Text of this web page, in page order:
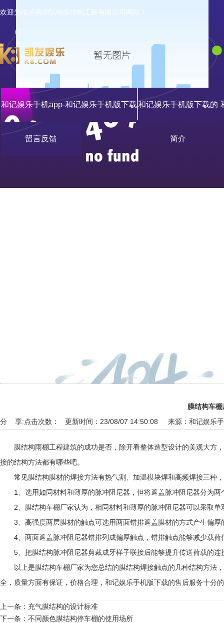
欢迎光临济南润弘钢膜结构工程有限公司网站！
和记娱乐手机app-和记娱乐手机版下载和记娱乐手机版下载的
简介
留言反馈
膜结构车
点击次数： 更新时间：23/08/07 14:50:08 来源： 和记娱乐
分 享:
膜结构雨棚工程建筑的成功是否，除开看整体造型设计的美观大方
接的结构方法都有哪些吧。
常见膜结构膜材的焊接方法有热气割、加温模块焊和高频焊接三种
1、选用如同材料和薄厚的脉冲阻尼器，但将遮盖脉冲阻尼器分为两
2、膜结构车棚厂家认为，相同材料和薄厚的脉冲阻尼器可以采取单
3、高强度两层膜材的触点可选用两面错排遮盖膜材的方式产生偏厚
4、两面遮盖脉冲阻尼器错排列成偏厚触点，错排触点能够减少载荷
5、把膜结构脉冲阻尼器剪裁成牙样子联接后能够提升传送荷载的连
以上是膜结构车棚厂家为您总结的膜结构焊接触点的几种结构方法
全，质量方面有保证，价格合理，和记娱乐手机版下载的售后服务十分
上一条： 充气膜结构的设计标准
下一条： 不同颜色膜结构停车棚的使用场所